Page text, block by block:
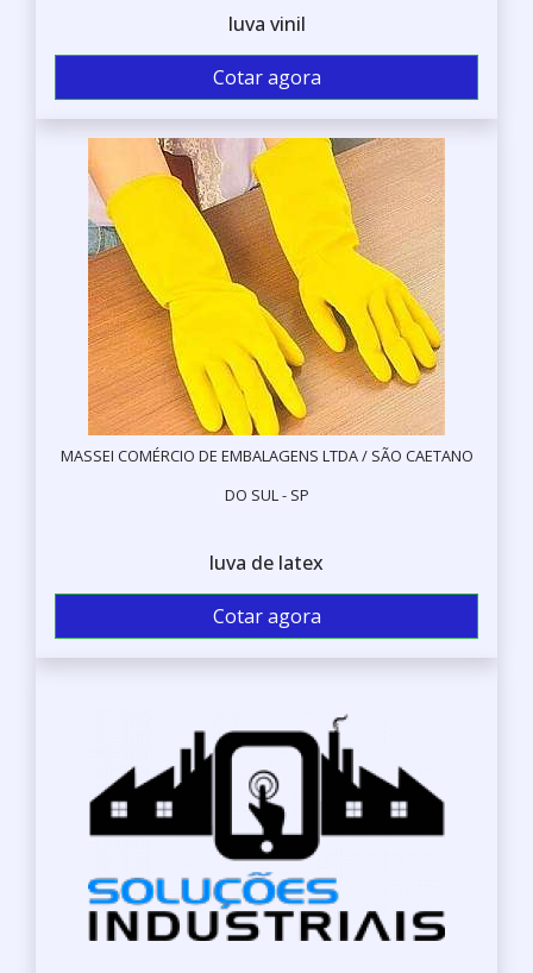
luva vinil
Cotar agora
MASSEI COMÉRCIO DE EMBALAGENS LTDA / SÃO CAETANO
DO SUL - SP
luva de latex
Cotar agora